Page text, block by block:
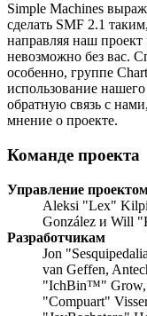
Simple Machines
сделать SMF 2.1
направляя наш
невозможно без вас.
особенно, группе
использование
обратную связь с
мнение о проекте.
Команде проекта
Управление
Aleksi "Lex"
González и Will
Разработчикам
Jon
van Geffen,
"IchBin™" Grow,
"Compuart"